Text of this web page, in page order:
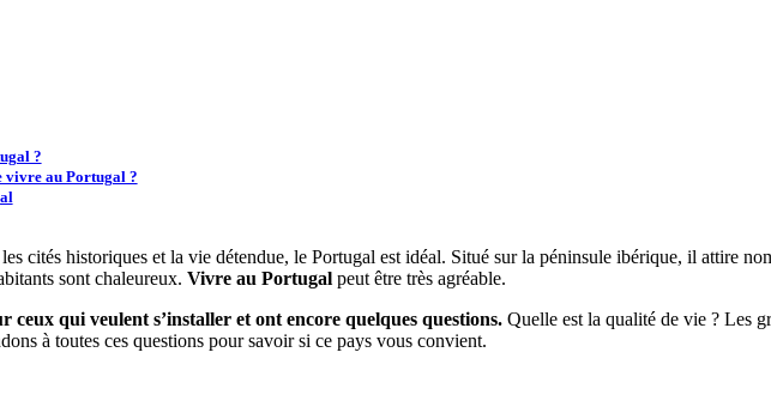
?
vivre au Portugal ?
cités historiques et la vie détendue, le Portugal est idéal. Situé sur la péninsule ibérique, il attire
sont chaleureux. Vivre au Portugal peut être très agréable.
qui veulent s’installer et ont encore quelques questions. Quelle est la qualité de vie ? Les
à toutes ces questions pour savoir si ce pays vous convient.